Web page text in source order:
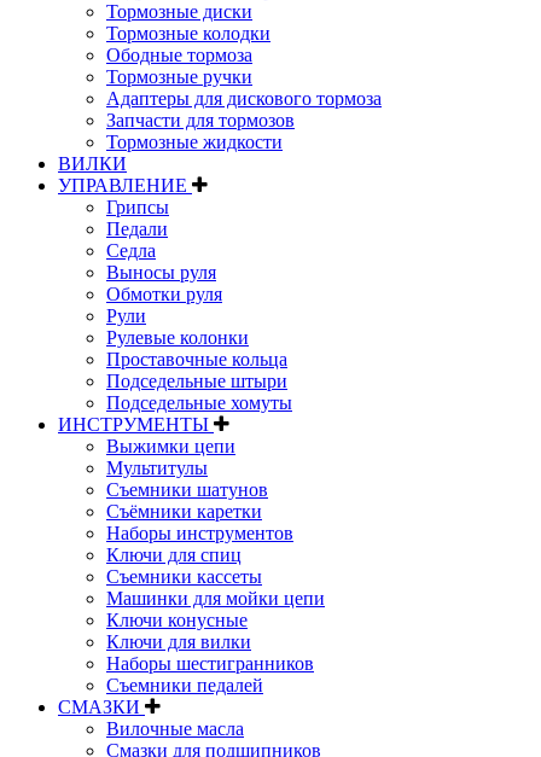
Тормозные диски
Тормозные колодки
Ободные тормоза
Тормозные ручки
Адаптеры для дискового тормоза
Запчасти для тормозов
Тормозные жидкости
ВИЛКИ
УПРАВЛЕНИЕ
Грипсы
Педали
Седла
Выносы руля
Обмотки руля
Рули
Рулевые колонки
Проставочные кольца
Подседельные штыри
Подседельные хомуты
ИНСТРУМЕНТЫ
Выжимки цепи
Мультитулы
Съемники шатунов
Съёмники каретки
Наборы инструментов
Ключи для спиц
Съемники кассеты
Машинки для мойки цепи
Ключи конусные
Ключи для вилки
Наборы шестигранников
Съемники педалей
СМАЗКИ
Вилочные масла
Смазки для подшипников